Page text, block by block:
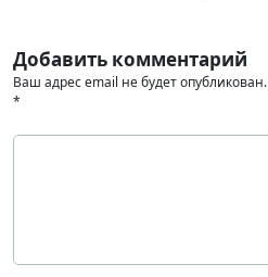
Добавить комментарий
Ваш адрес email не будет опубликован.
*